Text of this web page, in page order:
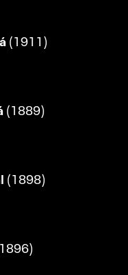
(1911)
(1889)
(1898)